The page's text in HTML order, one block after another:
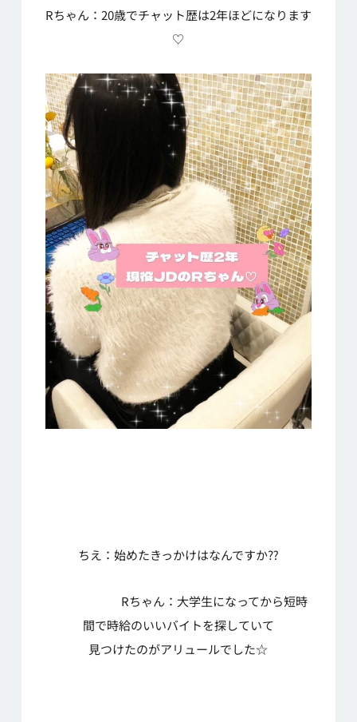
Rちゃん：20歳でチャット歴は2年ほどになります
♡
ちえ：始めたきっかけはなんですか⁇
Rちゃん：大学生になってから短時
間で時給のいいバイトを探していて
見つけたのがアリュールでした☆